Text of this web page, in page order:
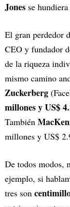
Jones se hundiera
El gran perdedor
CEO y fundador
de la riqueza
mismo camino
Zuckerberg
millones y US$
También
millones y US$
De todos modos,
ejemplo, si
tres son